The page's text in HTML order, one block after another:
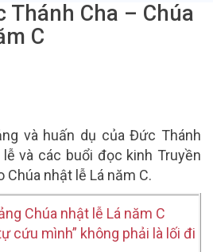
Thánh Cha – Chúa
C
và huấn dụ của Đức Thánh
và các buổi đọc kinh Truyền
nhật lễ Lá năm C.
Chúa nhật lễ Lá năm C
cứu mình” không phải là lối đi